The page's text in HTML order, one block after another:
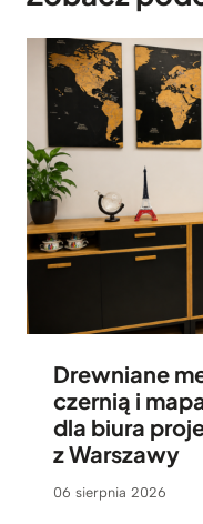
Drewniane
czernią i
dla biura
z Warszawy
06 sierpnia 2026